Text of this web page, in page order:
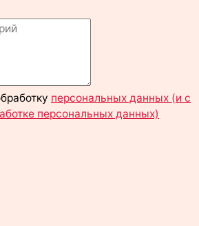
персональных данных (и с
персональных данных)